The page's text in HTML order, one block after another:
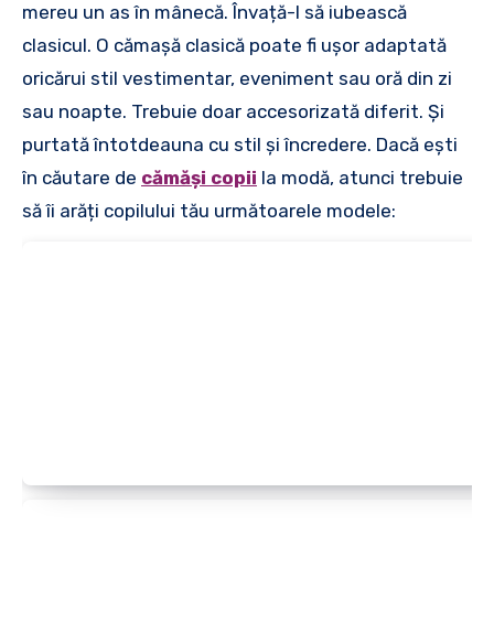
mereu un as în mânecă. Învață-l să iubească
clasicul. O cămașă clasică poate fi ușor adaptată
oricărui stil vestimentar, eveniment sau oră din zi
sau noapte. Trebuie doar accesorizată diferit. Și
purtată întotdeauna cu stil și încredere. Dacă ești
în căutare de cămăși copii la modă, atunci trebuie
să îi arăți copilului tău următoarele modele: